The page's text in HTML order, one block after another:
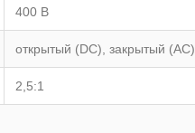
400 В
открытый (DC), закрытый (АС)
2,5:1